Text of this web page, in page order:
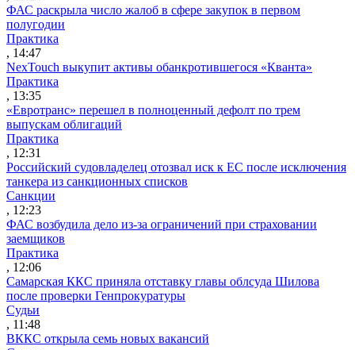
ФАС раскрыла число жалоб в сфере закупок в первом
полугодии
Практика
, 14:47
NexTouch выкупит активы обанкротившегося «Кванта»
Практика
, 13:35
«Евротранс» перешел в полноценный дефолт по трем
выпускам облигаций
Практика
, 12:31
Российский судовладелец отозвал иск к ЕС после исключения
танкера из санкционных списков
Санкции
, 12:23
ФАС возбудила дело из-за ограничений при страховании
заемщиков
Практика
, 12:06
Самарская ККС приняла отставку главы облсуда Шилова
после проверки Генпрокуратуры
Судьи
, 11:48
ВККС открыла семь новых вакансий